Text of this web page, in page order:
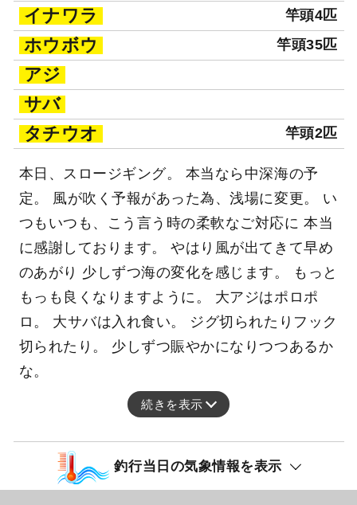
イナワラ 竿頭4匹
ホウボウ 竿頭35匹
アジ
サバ
タチウオ
竿頭2匹
本日、スロージギング。 本当なら中深海の予
定。 風が吹く予報があった為、浅場に変更。 い
つもいつも、こう言う時の柔軟なご対応に 本当
に感謝しております。 やはり風が出てきて早め
のあがり 少しずつ海の変化を感じます。 もっと
もっも良くなりますように。 大アジはポロポ
ロ。 大サバは入れ食い。 ジグ切られたりフック
切られたり。 少しずつ賑やかになりつつあるか
な。
続きを表示
釣行当日の気象情報を表示